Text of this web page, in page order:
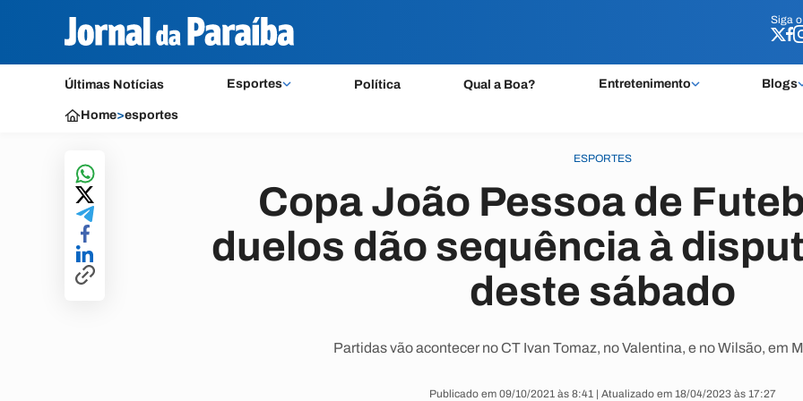
Siga o
Últimas Notícias Esportes Política Qual a Boa? Entretenimento Blogs
Siga o
Home>esportes
ESPORTES
Copa João Pessoa de
duelos dão sequência à
deste sábado
Partidas vão acontecer no CT Ivan Tomaz, no Valentina, e no Wilsão, em
Publicado em 09/10/2021 às 8:41 | Atualizado em 18/04/2023 às 17:27